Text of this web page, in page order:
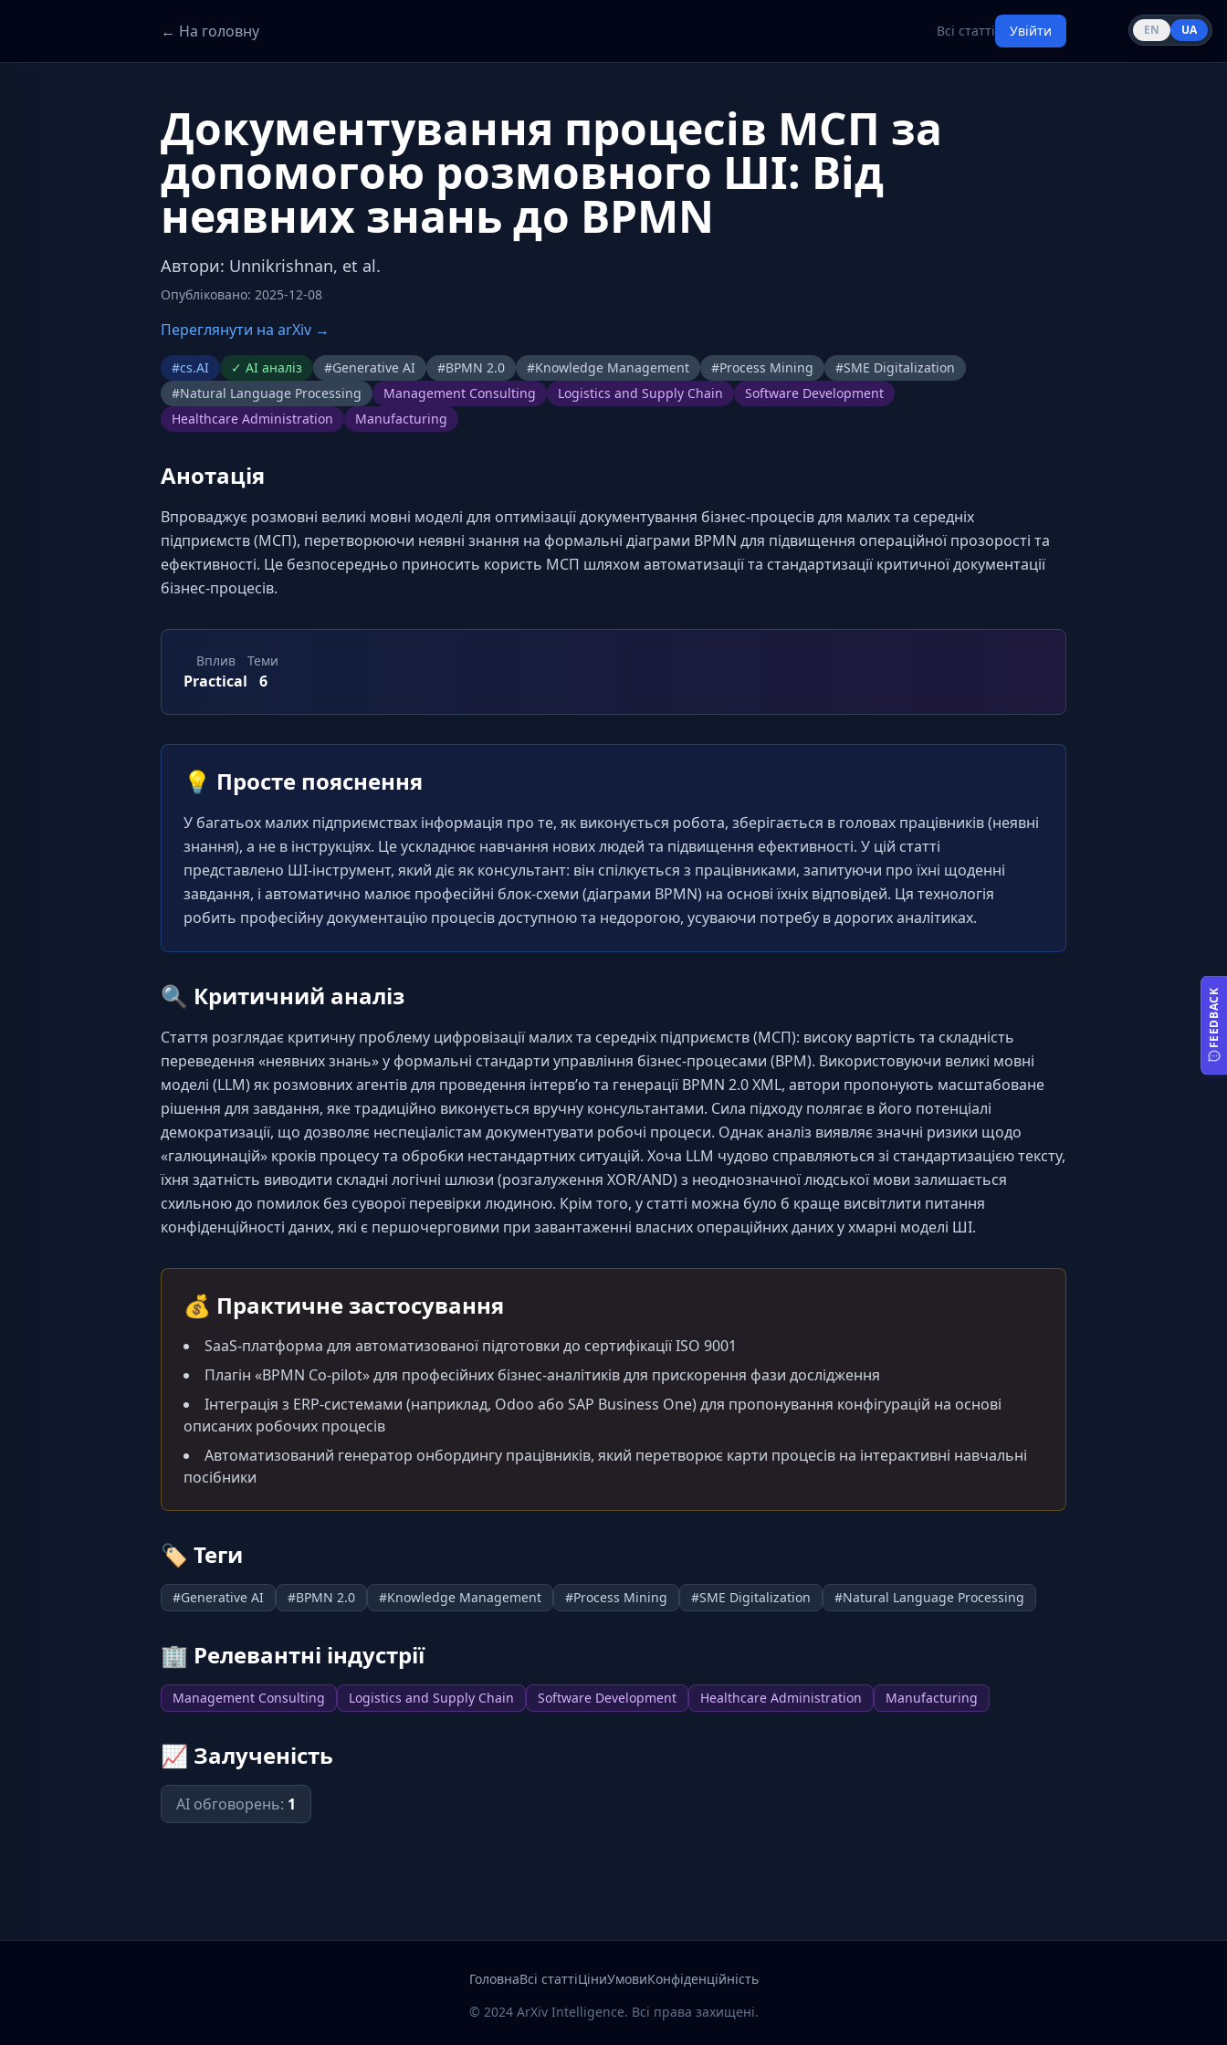
← На головну Всі статті Увійти
Документування процесів МСП за
допомогою розмовного ШІ: Від
неявних знань до BPMN
Автори: Unnikrishnan, et al.
Опубліковано: 2025-12-08
Переглянути на arXiv →
#cs.AI ✓ AI аналіз #Generative AI #BPMN 2.0 #Knowledge Management #Process Mining #SME Digitalization
#Natural Language Processing Management Consulting Logistics and Supply Chain
Software Development
Healthcare Administration
Manufacturing
Анотація
Впроваджує розмовні великі мовні моделі для оптимізації документування бізнес-процесів для малих та середніх
підприємств (МСП), перетворюючи неявні знання на формальні діаграми BPMN для підвищення операційної прозорості та
ефективності. Це безпосередньо приносить користь МСП шляхом автоматизації та стандартизації критичної документації
бізнес-процесів.
Вплив
Practical
Теми
6
💡 Просте пояснення
У багатьох малих підприємствах інформація про те, як виконується робота, зберігається в головах працівників (неявні
знання), а не в інструкціях. Це ускладнює навчання нових людей та підвищення ефективності. У цій статті
представлено ШІ-інструмент, який діє як консультант: він спілкується з працівниками, запитуючи про їхні щоденні
завдання, і автоматично малює професійні блок-схеми (діаграми BPMN) на основі їхніх відповідей. Ця технологія
робить професійну документацію процесів доступною та недорогою, усуваючи потребу в дорогих аналітиках.
🔍 Критичний аналіз
Стаття розглядає критичну проблему цифровізації малих та середніх підприємств (МСП): високу вартість та складність
переведення «неявних знань» у формальні стандарти управління бізнес-процесами (BPM). Використовуючи великі мовні
моделі (LLM) як розмовних агентів для проведення інтерв’ю та генерації BPMN 2.0 XML, автори пропонують масштабоване
рішення для завдання, яке традиційно виконується вручну консультантами. Сила підходу полягає в його потенціалі
демократизації, що дозволяє неспеціалістам документувати робочі процеси. Однак аналіз виявляє значні ризики щодо
«галюцинацій» кроків процесу та обробки нестандартних ситуацій. Хоча LLM чудово справляються зі стандартизацією тексту,
їхня здатність виводити складні логічні шлюзи (розгалуження XOR/AND) з неоднозначної людської мови залишається
схильною до помилок без суворої перевірки людиною. Крім того, у статті можна було б краще висвітлити питання
конфіденційності даних, які є першочерговими при завантаженні власних операційних даних у хмарні моделі ШІ.
💰 Практичне застосування
SaaS-платформа для автоматизованої підготовки до сертифікації ISO 9001
Плагін «BPMN Co-pilot» для професійних бізнес-аналітиків для прискорення фази дослідження
Інтеграція з ERP-системами (наприклад, Odoo або SAP Business One) для пропонування конфігурацій на основі
описаних робочих процесів
Автоматизований генератор онбордингу працівників, який перетворює карти процесів на інтерактивні навчальні
посібники
🏷️ Теги
#Generative AI #BPMN 2.0 #Knowledge Management #Process Mining #SME Digitalization #Natural Language Processing
🏢 Релевантні індустрії
Management Consulting Logistics and Supply Chain Software Development Healthcare Administration Manufacturing
📈 Залученість
AI обговорень: 1
ГоловнаВсі статтіЦіниУмовиКонфіденційність
© 2024 ArXiv Intelligence. Всі права захищені.
EN UA
FEEDBACK